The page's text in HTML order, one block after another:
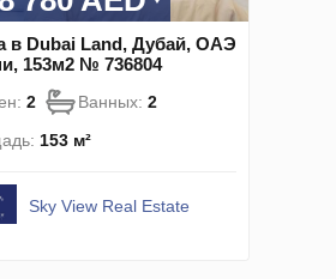
в Dubai Land, Дубай, ОАЭ
153м2 № 736804
2 Ванных: 2
153 м²
Sky View Real Estate